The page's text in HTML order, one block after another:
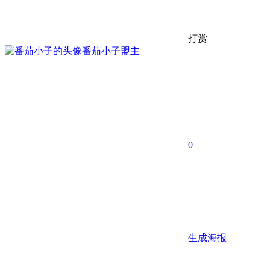
打赏
番茄小子盟主
0
生成海报